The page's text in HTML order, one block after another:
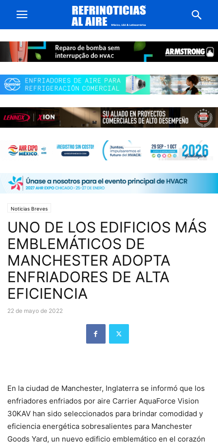
Noticias Breves
UNO DE LOS EDIFICIOS MÁS
EMBLEMÁTICOS DE
MANCHESTER ADOPTA
ENFRIADORES DE ALTA
EFICIENCIA
22 de mayo de 2022
En la ciudad de Manchester, Inglaterra se informó que los
enfriadores enfriados por aire Carrier AquaForce Vision
30KAV han sido seleccionados para brindar comodidad y
eficiencia energética sobresalientes para Manchester
Goods Yard, un nuevo edificio emblemático en el corazón